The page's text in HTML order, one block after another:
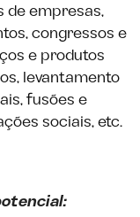
de empresas,
congressos e
e produtos
levantamento
fusões e
sociais, etc.